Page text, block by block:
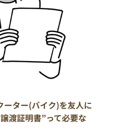
ーター(バイク)を友人に
渡証明書”って必要な